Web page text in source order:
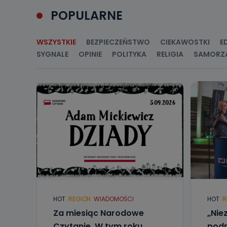
adres
oraz
Można to
POPULARNE
WSZYSTKIE BEZPIECZEŃSTWO CIEKAWOSTKI
SYGNALE
OPINIE POLITYKA RELIGIA
HOT REGION WIADOMOŚCI
Za miesiąc Narodowe
HOT